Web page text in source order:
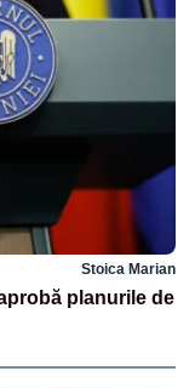
Stoica Marian
planurile de